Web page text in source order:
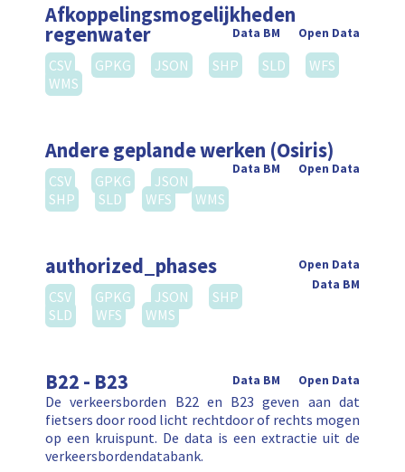
Afkoppelingsmogelijkheden
regenwater Open Data
Data BM
CSV GPKG JSON SHP SLD
WFS
WMS
Andere geplande werken (Osiris)
Open Data
Data BM
CSV GPKG
JSON
SHP
SLD WFS WMS
authorized_phases
Open Data
Data BM
CSV GPKG JSON
SHP
SLD
WFS WMS
B22 - B23 Open Data
Data BM
De verkeersborden B22 en B23 geven aan dat
fietsers door rood licht rechtdoor of rechts mogen
op een kruispunt. De data is een extractie uit de
verkeersbordendatabank.